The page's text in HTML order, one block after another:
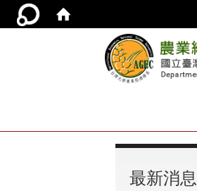
最新消息